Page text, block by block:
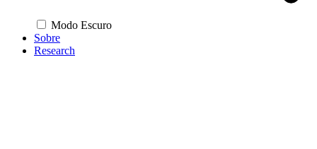
Modo Escuro
Sobre
Research